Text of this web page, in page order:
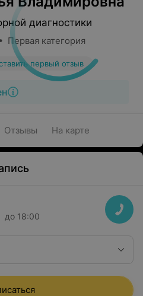
диагностики
Первая категория
первый отзыв
Отзывы На карте
до 18:00